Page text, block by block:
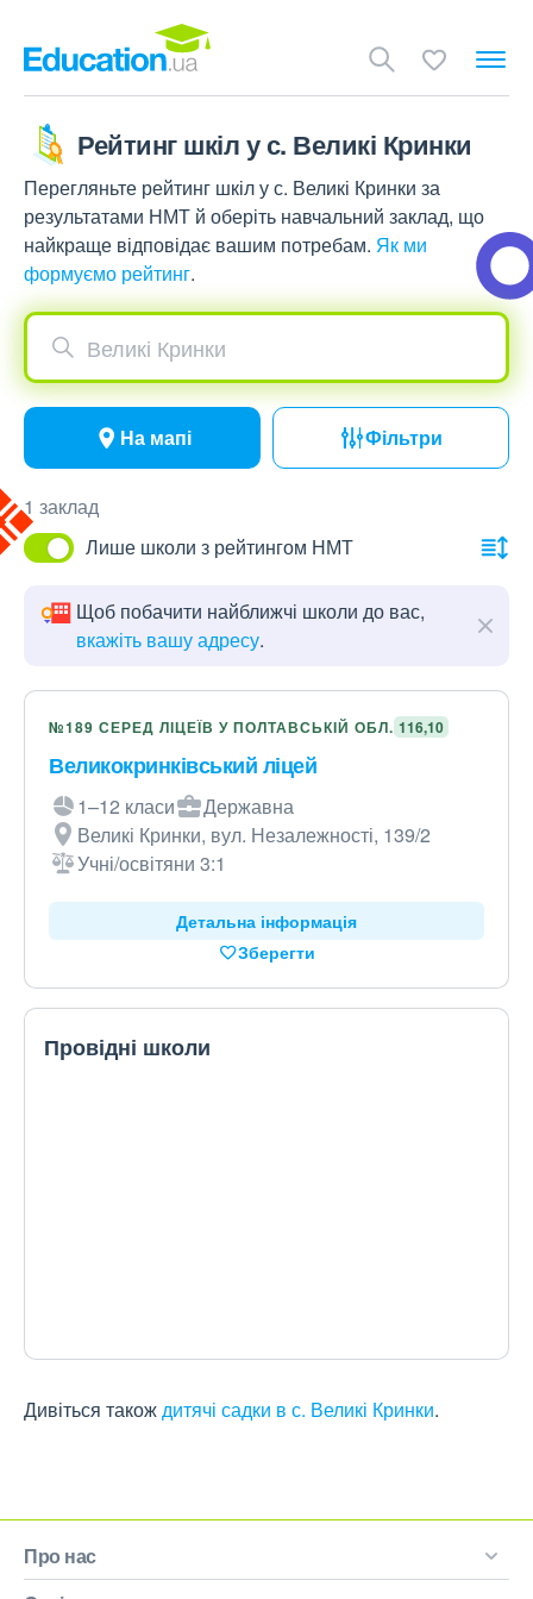
Рейтинг шкіл у с. Великі Кринки
Перегляньте рейтинг шкіл у с. Великі Кринки за
результатами НМТ й оберіть навчальний заклад, що
найкраще відповідає вашим потребам. Як ми
формуємо рейтинг.
Великі Кринки
На мапі Фільтри
1 заклад
Лише школи з рейтингом НМТ
Щоб побачити найближчі школи до вас,
вкажіть вашу адресу.
№189 СЕРЕД ЛІЦЕЇВ У ПОЛТАВСЬКІЙ ОБЛ. 116,10
Великокринківський ліцей
1–12 класи
Державна
Великі Кринки, вул. Незалежності, 139/2
Учні/освітяни 3:1
Детальна інформація
Зберегти
Провідні школи
Дивіться такождитячі садки в с. Великі Кринки.
Про нас